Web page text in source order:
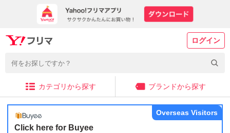
ログイン
カテゴリから探す ブランドから探す
Click here for Buyee
Overseas Visitors